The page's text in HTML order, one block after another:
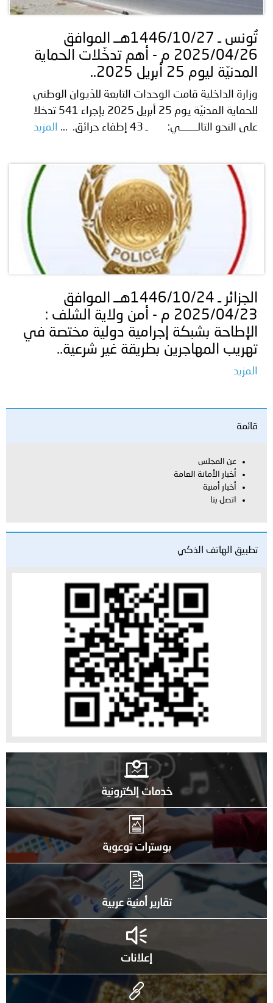
تُونس ـ 1446/10/27هــ الموافق
2025/04/26 م - أهم تدخّلات الحماية
المدنيّة ليوم 25 أبريل 2025..
وزارة الداخلية قامت الوحدات التابعة للدّيوان الوطني
للحماية المدنيّة يوم 25 أبريل 2025 بإجراء 541 تدخلا
على النحو التالـــــــي: ـ 43 إطفاء حرائق. ...
المزيد
الجزائر ـ 1446/10/24هــ الموافق
2025/04/23 م - أمن ولاية الشلف :
الإطاحة بشبكة إجرامية دولية مختصة في
تهريب المهاجرين بطريقة غير شرعية..
المزيد
قائمة
عن المجلس
أخبار الأمانة العامة
أخبار أمنية
اتصل بنا
تطبيق الهاتف الذكي
خدمات إلكترونية
بوسترات توعوية
تقارير أمنية عربية
إعلانات